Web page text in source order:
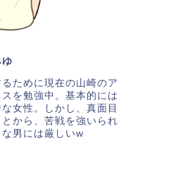
ゆ
ために現在の山崎のア
を勉強中。基本的には
女性。しかし、真面目
から、苦戦を強いられ
男には厳しいw